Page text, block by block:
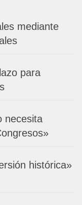
mediante
para
necesita
histórica»